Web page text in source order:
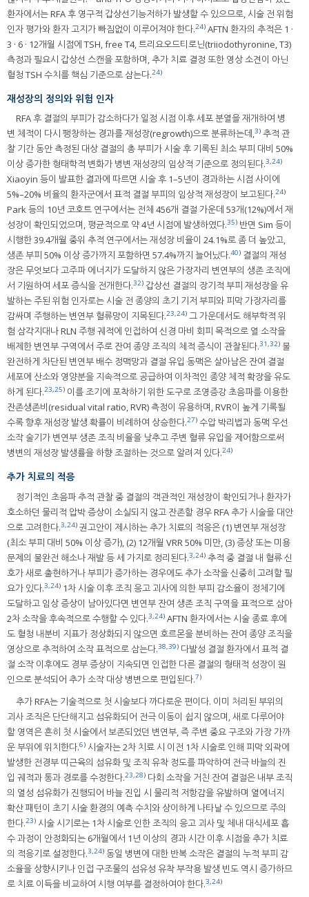
환자에서는 RFA 후 영구적 갑상선기능저하가 발생할 수 있으므로, 시술 전 위험
인자 평가와 환자 고지가 빠짐없이 이루어져야 한다.24) AFTN 환자의 추적은 1 ·
3 · 6 · 12개월 시점에 TSH, free T4, 트리요오드티로닌(triiodothyronine, T3)
측정과 필요시 갑상선 스캔을 포함하며, 추가 치료 결정 또한 영상 소견이 아닌
혈청 TSH 수치를 핵심 기준으로 삼는다.24)
재성장의 정의와 위험 인자
RFA 후 결절의 부피가 감소하다가 일정 시점 이후 세포 분열을 재개하여 병
변 체적이 다시 팽창하는 경과를 재성장(regrowth)으로 분류하는데,3) 추적 관
찰 기간 동안 측정된 대상 결절의 총 부피가 시술 후 기록된 최소 부피 대비 50%
이상 증가한 형태학적 변화가 병변 재성장의 임상적 기준으로 정의된다.3,24)
Xiaoyin 등이 발표한 결과에 따르면 시술 후 1–5년이 경과하는 시점 사이에
5%–20% 비율의 환자군에서 표적 결절 부피의 임상적 재성장이 보고된다.24)
Park 등의 10년 코호트 연구에서는 전체 456개 결절 가운데 53개(12%)에서 재
성장이 확인되었으며, 평균적으로 약 4년 시점에 발생하였다.35) 반면 Sim 등이
시행한 39.4개월 중위 추적 연구에서는 재성장 비율이 24.1%로 좀 더 높았고,
생존 부피 50% 이상 증가까지 포함하면 57.4%까지 늘어났다.40) 결절의 재성
장은 무엇보다 고주파 에너지가 도달하지 않은 가장자리 변연부의 생존 조직에
서 기원하여 세포 증식을 전개한다.32) 갑상선 결절의 장기적 부피 재성장을 유
발하는 주된 위험 인자로는 시술 전 종양의 초기 기저 부피와 피막 가장자리를
감싸며 주행하는 변연부 혈류망이 지목된다.23,24) 그 가운데서도 해부학적 위
험 삼각지대나 RLN 주행 궤적에 인접하여 신경 마비 회피 목적으로 열 소작을
배제한 변연부 구역에서 주로 잔여 종양 조직의 체적 증식이 관찰된다.31,32) 불
완전하게 차단된 변연부 배수 정맥망과 결절 유입 동맥은 살아남은 잔여 결절
세포에 산소와 영양분을 지속적으로 공급하여 이차적인 종양 체적 확장을 유도
하게 된다.23,25) 이를 조기에 포착하기 위한 도구로 조영증강 초음파를 이용한
잔존생존비(residual vital ratio, RVR) 측정이 유용하며, RVR이 높게 기록될
수록 향후 재성장 발생 확률이 비례하여 상승한다.27) 수압 박리법과 동맥 우선
소작 술기가 변연부 생존 조직 비율을 낮추고 주변 혈류 유입을 제어함으로써
병변의 재성장 발생률을 하향 조절하는 것으로 알려져 있다.24)
추가 치료의 적응
정기적인 초음파 추적 관찰 중 결절의 객관적인 재성장이 확인되거나 환자가
호소하던 물리적 압박 증상이 소실되지 않고 잔존할 경우 RFA 추가 시술을 대안
으로 고려한다.3,24) 권고안이 제시하는 추가 치료의 적응은 (1) 변연부 재성장
(최소 부피 대비 50% 이상 증가), (2) 12개월 VRR 50% 미만, (3) 증상 또는 미용
문제의 불완전 해소나 재발 등 세 가지로 정리된다.3,24) 추적 중 결절 내 혈류 신
호가 새로 출현하거나 부피가 증가하는 경우에도 추가 소작을 신중히 고려할 필
요가 있다.3,24) 1차 시술 이후 조직 응고 괴사에 의한 부피 감소율이 정체기에
도달하고 임상 증상이 남아있다면 변연부 잔여 생존 조직 구역을 표적으로 삼아
2차 소작을 후속적으로 수행할 수 있다.3,24) AFTN 환자에서는 시술 종료 후에
도 혈청 내분비 지표가 정상화되지 않으면 호르몬을 분비하는 잔여 종양 조직을
영상으로 추적하여 소작 표적으로 삼는다.38,39) 다발성 결절 환자에서 표적 결
절 소작 이후에도 경부 증상이 지속되면 인접한 다른 결절의 형태적 성장이 원
인으로 분석되어 추가 소작 대상 병변으로 편입된다.7)
추가 RFA는 기술적으로 첫 시술보다 까다로운 편이다. 이미 처리된 부위의
괴사 조직은 단단해지고 섬유화되어 전극 이동이 쉽지 않으며, 새로 다루어야
할 영역은 흔히 첫 시술에서 보존되었던 변연부, 즉 주변 중요 구조와 가장 가까
운 부위에 위치한다.6) 시술자는 2차 치료 시 이전 1차 시술로 인해 피막 외곽에
발생한 전경부 띠근육의 섬유화 및 조직 유착 정도를 파악하여 전극 바늘의 진
입 궤적과 통과 경로를 수정한다.23,28) 다회 소작을 거친 잔여 결절은 내부 조직
의 열성 섬유화가 진행되어 바늘 진입 시 물리적 저항감을 유발하며 열에너지
확산 패턴이 초기 시술 환경의 예측 수치와 상이하게 나타날 수 있으므로 주의
한다.23) 시술 시기로는 1차 시술로 인한 조직의 응고 괴사 및 체내 대식세포 흡
수 과정이 안정화되는 6개월에서 1년 이상의 경과 시간 이후 시점을 추가 치료
의 적응기로 설정한다.3,24) 동일 병변에 대한 반복 소작은 결절의 누적 부피 감
소율을 상향시키나 인접 구조물의 섬유성 유착 부작용 발생 빈도 역시 증가하므
로 치료 이득을 비교하여 시행 여부를 결정하여야 한다.3,24)